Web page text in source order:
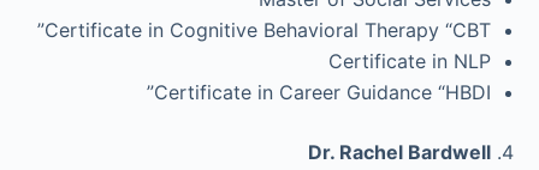
Certificate in Cognitive Behavioral Therapy “CBT”
Certificate in NLP
Certificate in Career Guidance “HBDI”
Dr. Rachel Bardwell